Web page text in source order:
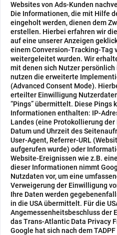
Websites von Ads-Kunden
Die Informationen, die mit Hilfe
eingeholt werden, dienen dem
erstellen. Hierbei erfahren wir
auf eine unserer Anzeigen
einem Conversion-Tracking-Tag
weitergeleitet wurden. Wir
mit denen sich Nutzer
nutzen die erweiterte
(Advanced Consent Mode).
erteilter Einwilligung
“Pings” übermittelt. Diese Pings
Informationen enthalten: IP-
Landes (eine Protokollierung
Datum und Uhrzeit des
User-Agent, Referrer-URL
aufgerufen wurde) oder
Website-Ereignissen wie z.B.
dieser Informationen nimmt
Nutzdaten vor, um eine
Verweigerung der Einwilligung
Ihre Daten werden
in die USA übermittelt. Für die
Angemessenheitsbeschluss der
das Trans-Atlantic Data Privacy
Google hat sich nach dem